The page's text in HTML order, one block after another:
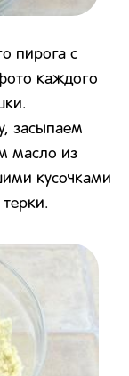
пирога с
каждого
засыпаем
масло из
кусочками